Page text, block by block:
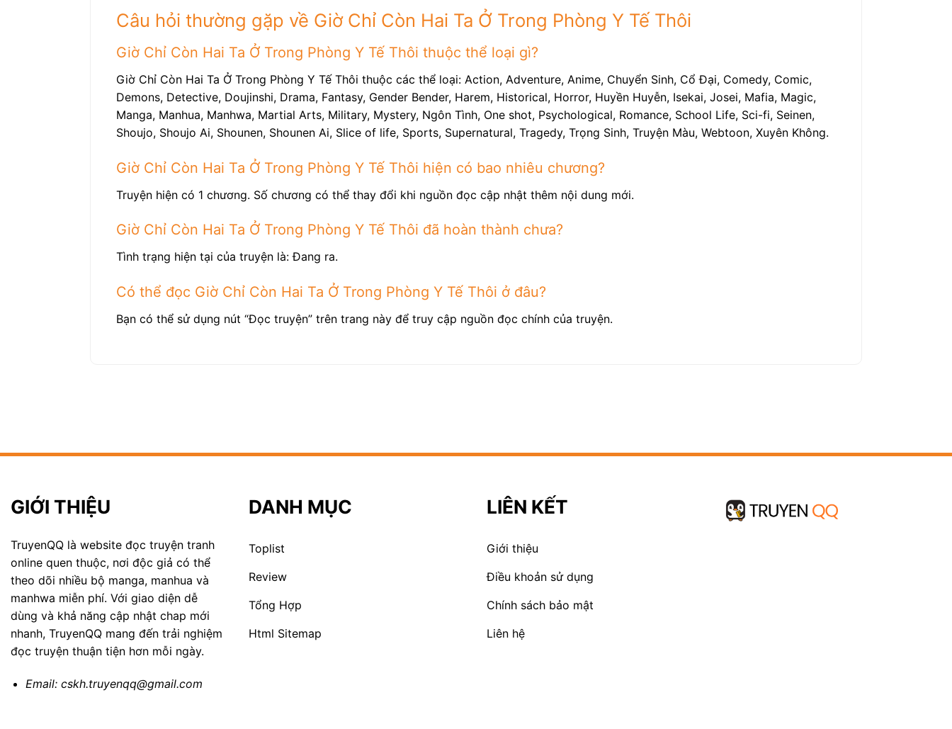
Câu hỏi thường gặp về Giờ Chỉ Còn Hai Ta Ở Trong Phòng Y Tế Thôi
Giờ Chỉ Còn Hai Ta Ở Trong Phòng Y Tế Thôi thuộc thể loại gì?
Giờ Chỉ Còn Hai Ta Ở Trong Phòng Y Tế Thôi thuộc các thể loại: Action, Adventure, Anime, Chuyển Sinh, Cổ Đại, Comedy, Comic,
Demons, Detective, Doujinshi, Drama, Fantasy, Gender Bender, Harem, Historical, Horror, Huyền Huyễn, Isekai, Josei, Mafia, Magic,
Manga, Manhua, Manhwa, Martial Arts, Military, Mystery, Ngôn Tình, One shot, Psychological, Romance, School Life, Sci-fi, Seinen,
Shoujo, Shoujo Ai, Shounen, Shounen Ai, Slice of life, Sports, Supernatural, Tragedy, Trọng Sinh, Truyện Màu, Webtoon, Xuyên Không.
Giờ Chỉ Còn Hai Ta Ở Trong Phòng Y Tế Thôi hiện có bao nhiêu chương?
Truyện hiện có 1 chương. Số chương có thể thay đổi khi nguồn đọc cập nhật thêm nội dung mới.
Giờ Chỉ Còn Hai Ta Ở Trong Phòng Y Tế Thôi đã hoàn thành chưa?
Tình trạng hiện tại của truyện là: Đang ra.
Có thể đọc Giờ Chỉ Còn Hai Ta Ở Trong Phòng Y Tế Thôi ở đâu?
Bạn có thể sử dụng nút “Đọc truyện” trên trang này để truy cập nguồn đọc chính của truyện.
GIỚI THIỆU
TruyenQQ là website đọc truyện tranh
online quen thuộc, nơi độc giả có thể
theo dõi nhiều bộ manga, manhua và
manhwa miễn phí. Với giao diện dễ
dùng và khả năng cập nhật chap mới
nhanh, TruyenQQ mang đến trải nghiệm
đọc truyện thuận tiện hơn mỗi ngày.
Email: cskh.truyenqq@gmail.com
DANH MỤC
Toplist
Review
Tổng Hợp
Html Sitemap
LIÊN KẾT
Giới thiệu
Điều khoản sử dụng
Chính sách bảo mật
Liên hệ